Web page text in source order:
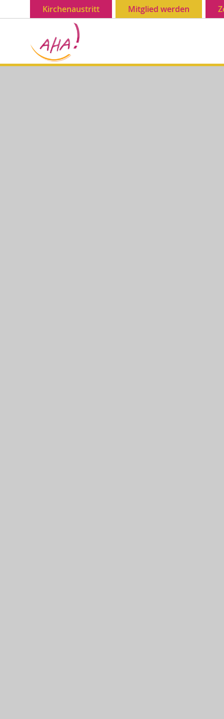
Kirchenaustritt Mitglied werden